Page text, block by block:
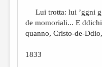
Lui trotta: lui ’ggni
de momoriali... E
quanno, Cristo-de-
1833